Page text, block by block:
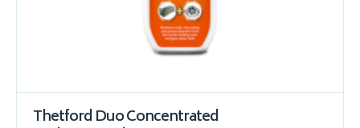
Thetford Duo Concentrated